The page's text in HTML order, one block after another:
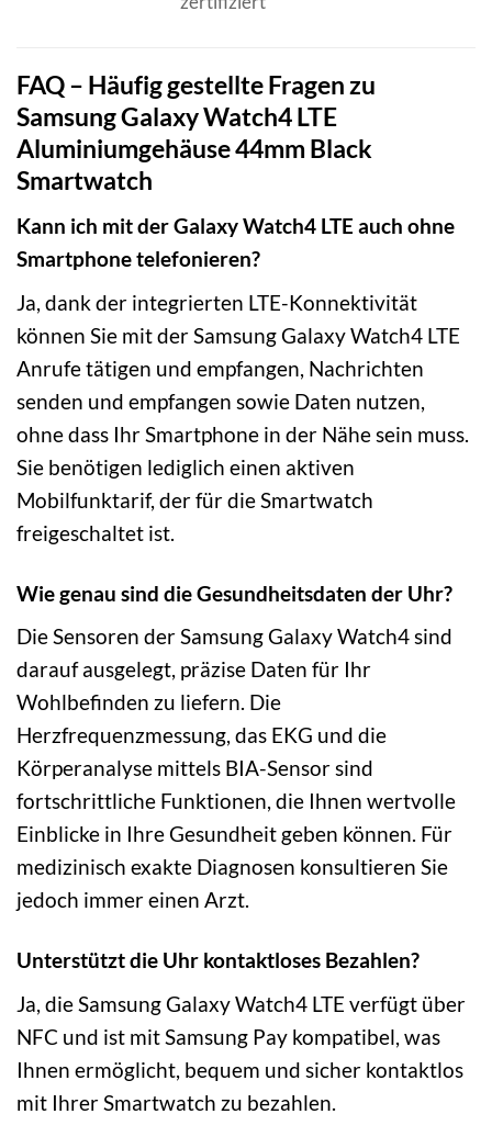
FAQ – Häufig gestellte Fragen zu
Samsung Galaxy Watch4 LTE
Aluminiumgehäuse 44mm Black
Smartwatch
Kann ich mit der Galaxy Watch4 LTE auch ohne
Smartphone telefonieren?
Ja, dank der integrierten LTE-Konnektivität
können Sie mit der Samsung Galaxy Watch4 LTE
Anrufe tätigen und empfangen, Nachrichten
senden und empfangen sowie Daten nutzen,
ohne dass Ihr Smartphone in der Nähe sein muss.
Sie benötigen lediglich einen aktiven
Mobilfunktarif, der für die Smartwatch
freigeschaltet ist.
Wie genau sind die Gesundheitsdaten der Uhr?
Die Sensoren der Samsung Galaxy Watch4 sind
darauf ausgelegt, präzise Daten für Ihr
Wohlbefinden zu liefern. Die
Herzfrequenzmessung, das EKG und die
Körperanalyse mittels BIA-Sensor sind
fortschrittliche Funktionen, die Ihnen wertvolle
Einblicke in Ihre Gesundheit geben können. Für
medizinisch exakte Diagnosen konsultieren Sie
jedoch immer einen Arzt.
Unterstützt die Uhr kontaktloses Bezahlen?
Ja, die Samsung Galaxy Watch4 LTE verfügt über
NFC und ist mit Samsung Pay kompatibel, was
Ihnen ermöglicht, bequem und sicher kontaktlos
mit Ihrer Smartwatch zu bezahlen.